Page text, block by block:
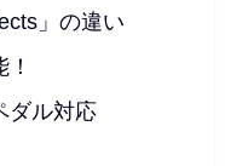
」の違い
ダル対応